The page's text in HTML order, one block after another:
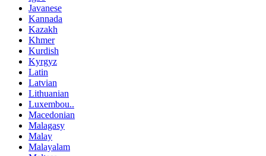
Javanese
Kannada
Kazakh
Khmer
Kurdish
Kyrgyz
Latin
Latvian
Lithuanian
Luxembou..
Macedonian
Malagasy
Malay
Malayalam